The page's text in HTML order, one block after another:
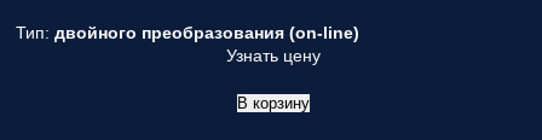
Тип: двойного преобразования (on-line)
Узнать цену
В корзину